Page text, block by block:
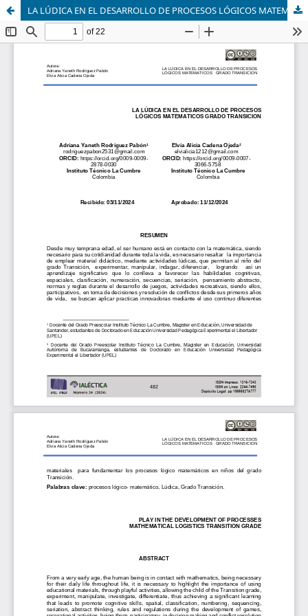
LA LÚDICA EN EL DESARROLLO DE PROCESOS LÓGICOS MATEMATICOS GRADO TRANSICION